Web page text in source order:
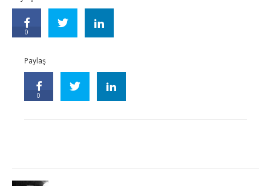
0
Paylaş
0